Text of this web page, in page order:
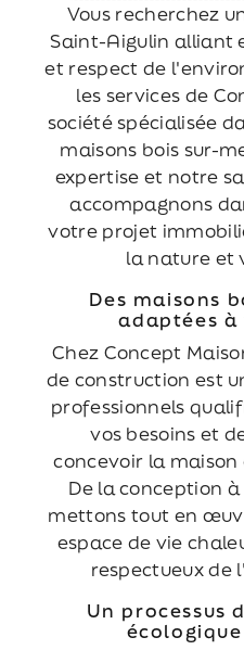
Vous recherchez
Saint-Aigulin alliant
et respect de
les services de
société spécialisée
maisons bois sur-
expertise et notre
accompagnons
votre projet
la nature et
Des maisons
adaptées à
Chez Concept
de construction est
professionnels
vos besoins et
concevoir la maison
De la conception
mettons tout en
espace de vie
respectueux de
Un processus